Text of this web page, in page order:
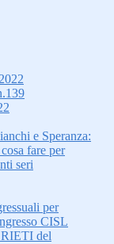
e Speranza:
fare per
seri
per
CISL
del